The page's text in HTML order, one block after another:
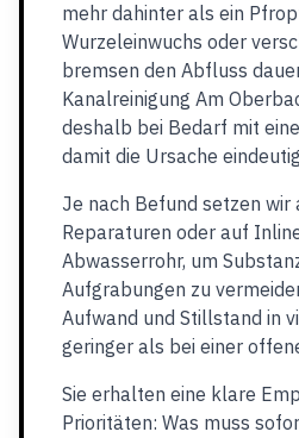
mehr dahinter als ein
Wurzeleinwuchs oder
bremsen den Abfluss
Kanalreinigung Am
deshalb bei Bedarf mit
damit die Ursache
Je nach Befund setzen
Reparaturen oder auf
Abwasserrohr, um
Aufgrabungen zu
Aufwand und Stillstand in
geringer als bei einer
Sie erhalten eine klare
Prioritäten: Was muss